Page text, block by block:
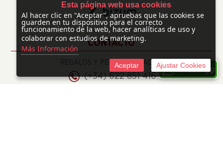
CONTACTO
REGALOS Y PERSONALIZADOS
(+34) 622 851 416
Esta página web usa cookies
Al hacer clic en "Aceptar", apruebas que las cookies se
guarden en tu dispositivo para el correcto
funcionamiento de la web, hacer analíticas de uso y
colaborar con estudios de marketing.
Más Información
Aceptar Ajustar Cookies